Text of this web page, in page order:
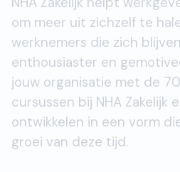
om meer uit zichzelf te
werknemers die zich
enthousiaster en
jouw organisatie met de
cursussen bij NHA Zakelijk
ontwikkelen in een vorm
groei van deze tijd.